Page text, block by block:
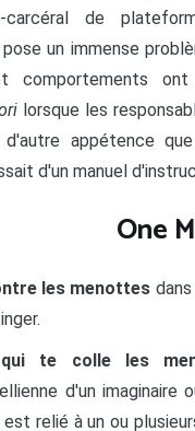
de
un immense
comportements ont
lorsque les
d'autre appétence
d'un manuel
One
les menottes
te colle les
d'un imaginaire
relié à un ou